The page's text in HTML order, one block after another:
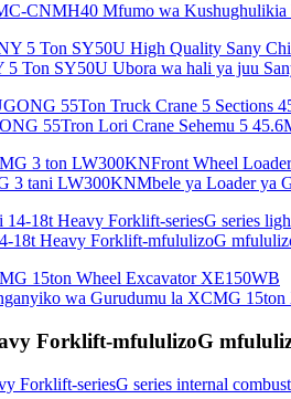
CNMH40 Mfumo wa Kushughulikia
5 Ton SY50U Ubora wa hali ya juu
55Tron Lori Crane Sehemu 5
3 tani LW300KNMbele ya Loader ya
18t Heavy Forklift-mfululizoG
wa Gurudumu la XCMG
Forklift-mfululizoG